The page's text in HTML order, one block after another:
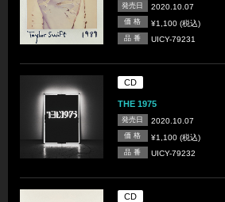
発売日 2020.10.07
価 格 ¥1,100 (税込)
品 番 UICY-79231
CD
THE 1975
発売日 2020.10.07
価 格 ¥1,100 (税込)
品 番 UICY-79232
CD